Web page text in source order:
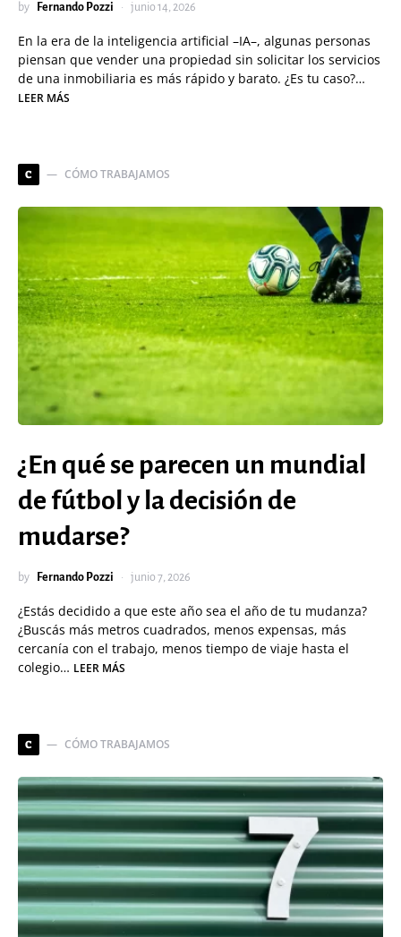
by Fernando Pozzi junio 14, 2026
En la era de la inteligencia artificial –IA–, algunas personas
piensan que vender una propiedad sin solicitar los servicios
de una inmobiliaria es más rápido y barato. ¿Es tu caso?…
LEER MÁS
C CÓMO TRABAJAMOS
¿En qué se parecen un mundial
de fútbol y la decisión de
mudarse?
by Fernando Pozzi junio 7, 2026
¿Estás decidido a que este año sea el año de tu mudanza?
¿Buscás más metros cuadrados, menos expensas, más
cercanía con el trabajo, menos tiempo de viaje hasta el
colegio… LEER MÁS
C CÓMO TRABAJAMOS